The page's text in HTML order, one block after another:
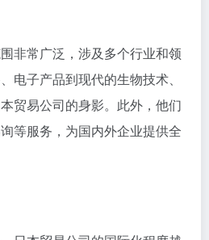
非常广泛，涉及多个行业和领
电子产品到现代的生物技术、
贸易公司的身影。此外，他们
等服务，为国内外企业提供全